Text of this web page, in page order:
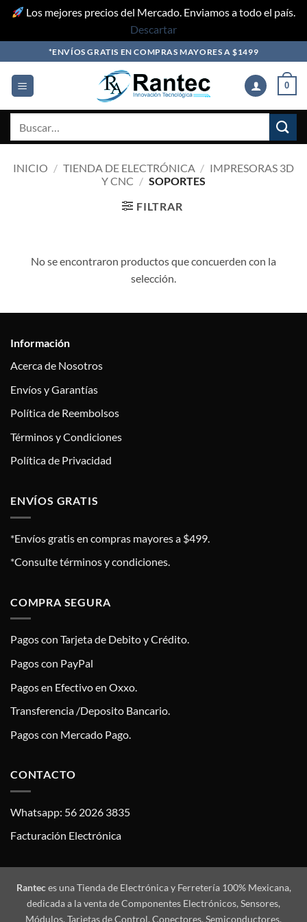
Los mejores precios del Mercado. Enviamos a todo el país.
Descartar
to
content
*ENVÍOS GRATIS EN COMPRAS MAYORES A $1499
0
INICIO / TIENDA DE ELECTRÓNICA / IMPRESORAS 3D
Y CNC / SOPORTES
FILTRAR
No se encontraron productos que concuerden con la
selección.
Información
Acerca de Nosotros
Envíos y Garantías
Política de Reembolsos
Términos y Condiciones
Política de Privacidad
ENVÍOS GRATIS
*Envíos gratis en compras mayores a $499.
*Consulte términos y condiciones.
COMPRA SEGURA
Pagos con Tarjeta de Debito y Crédito.
Pagos con PayPal
Pagos en Efectivo en Oxxo.
Transferencia /Deposito Bancario.
Pagos con Mercado Pago.
CONTACTO
Whatsapp: 56 2026 3835
Facturación Electrónica
Ranteces una Tienda de Electrónica y Ferretería 100% Mexicana,
dedicada a la venta de Componentes Electrónicos, Sensores,
Módulos, Tarjetas de Control, Conectores, Semiconductores,